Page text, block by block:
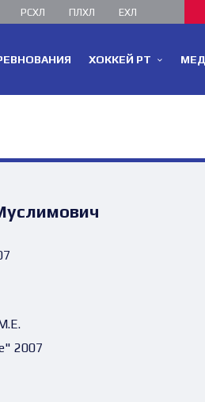
РСХЛ ПЛХЛ ЕХЛ
ХОККЕЙ РТ
2007